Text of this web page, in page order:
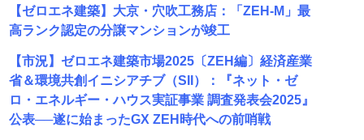
【ゼロエネ建築】大京・穴吹工務店：「ZEH-M」最
高ランク認定の分譲マンションが竣工
【市況】ゼロエネ建築市場2025〔ZEH編〕経済産業
省＆環境共創イニシアチブ（SII）：『ネット・ゼ
ロ・エネルギー・ハウス実証事業 調査発表会2025』
公表──遂に始まったGX ZEH時代への前哨戦